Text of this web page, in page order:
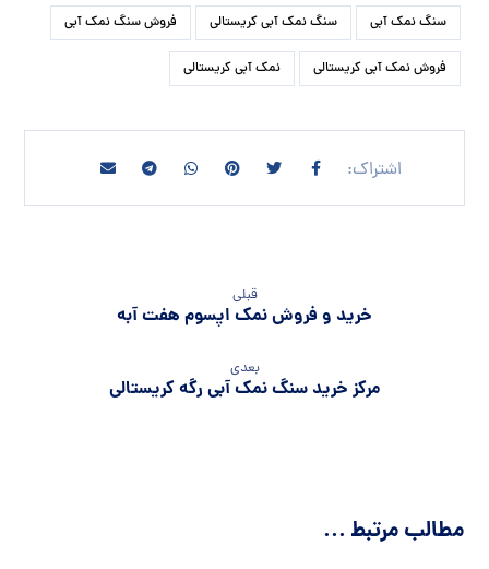
سنگ نمک آبی سنگ نمک آبی کریستالی فروش سنگ نمک آبی
فروش نمک آبی کریستالی نمک آبی کریستالی
قبلی
خرید و فروش نمک اپسوم هفت آبه
بعدی
مرکز خرید سنگ نمک آبی رگه کریستالی
مطالب مرتبط ...